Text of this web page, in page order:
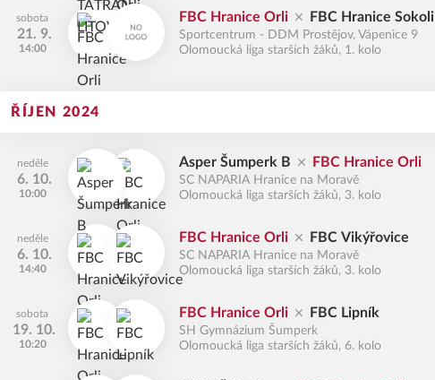
sobota
21. 9.
14:00
FBC Hranice Orli FBC Hranice Sokoli
Sportcentrum - DDM Prostějov, Vápenice 9
Olomoucká liga starších žáků, 1. kolo
ŘÍJEN 2024
neděle
6. 10.
10:00
Asper Šumperk B FBC Hranice Orli
SC NAPARIA Hranice na Moravě
Olomoucká liga starších žáků, 3. kolo
neděle
6. 10.
14:40
FBC Hranice Orli FBC Vikýřovice
SC NAPARIA Hranice na Moravě
Olomoucká liga starších žáků, 3. kolo
sobota
19. 10.
10:20
FBC Hranice Orli FBC Lipník
SH Gymnázium Šumperk
Olomoucká liga starších žáků, 6. kolo